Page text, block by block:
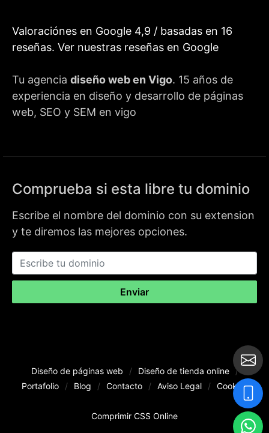
Valoraciónes en Google 4,9 / basadas en 16
reseñas. Ver nuestras reseñas en Google
Tu agencia diseño web en Vigo. 15 años de
experiencia en diseño y desarrollo de páginas
web, SEO y SEM en vigo
Comprueba si esta libre tu dominio
Escribe el nombre del dominio con su extension
y te diremos las mejores opciones.
Enviar
Diseño de páginas web / Diseño de tienda online /
Portafolio
/ Blog / Contacto / Aviso Legal / Cookies
Comprimir CSS Online